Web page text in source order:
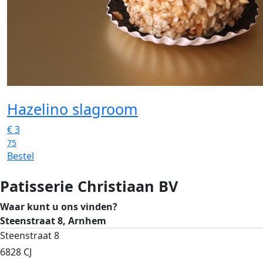
Hazelino slagroom
€3
75
Bestel
Patisserie Christiaan BV
Waar kunt u ons vinden?
Steenstraat 8, Arnhem
Steenstraat 8
6828 CJ